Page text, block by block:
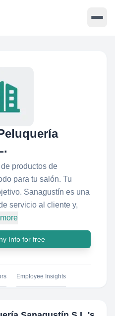
productos de
para tu salón. Tu
Sanagustín es una
servicio al cliente y,
Info for free
Employee Insights